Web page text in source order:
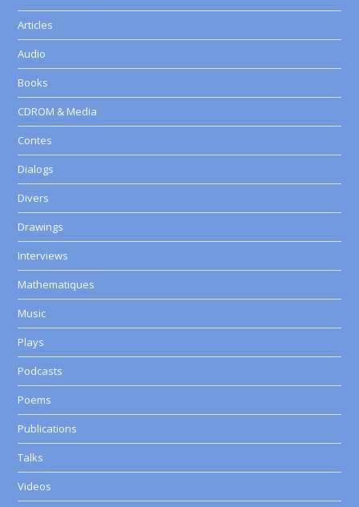
Articles
Audio
Books
CDROM & Media
Contes
Dialogs
Divers
Drawings
Interviews
Mathematiques
Music
Plays
Podcasts
Poems
Publications
Talks
Videos